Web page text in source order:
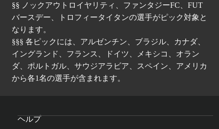
§§ ノックアウトロイヤリティ、ファンタジーFC、FUT
バースデー、トロフィータイタンの選手がピック対象と
なります。
§§§ 各ピックには、アルゼンチン、ブラジル、カナダ、
イングランド、フランス、ドイツ、メキシコ、オラン
ダ、ポルトガル、サウジアラビア、スペイン、アメリカ
から各1名の選手が含まれます。
ヘルプ